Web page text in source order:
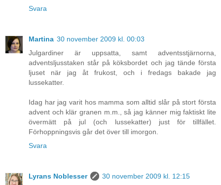
Svara
Martina 30 november 2009 kl. 00:03
Julgardiner är uppsatta, samt adventsstjärnorna,
adventsljusstaken står på köksbordet och jag tände första
ljuset när jag åt frukost, och i fredags bakade jag
lussekatter.
Idag har jag varit hos mamma som alltid slår på stort första
advent och klär granen m.m., så jag känner mig faktiskt lite
övermätt på jul (och lussekatter) just för tillfället.
Förhoppningsvis går det över till imorgon.
Svara
Lyrans Noblesser
30 november 2009 kl. 12:15